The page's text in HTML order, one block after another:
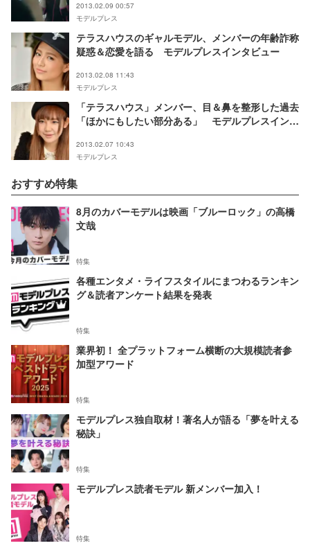
2013.02.09 00:57
モデルプレス
テラスハウスのギャルモデル、メンバーの年齢詐称
疑惑＆恋愛を語る モデルプレスインタビュー
2013.02.08 11:43
モデルプレス
「テラスハウス」メンバー、目＆鼻を整形した過去
「ほかにもしたい部分ある」 モデルプレスインタ
2013.02.07 10:43
モデルプレス
おすすめ特集
8月のカバーモデルは映画「ブルーロック」の高橋
文哉
特集
各種エンタメ・ライフスタイルにまつわるランキン
グ＆読者アンケート結果を発表
特集
業界初！ 全プラットフォーム横断の大規模読者参
加型アワード
特集
モデルプレス独自取材！著名人が語る「夢を叶える
秘訣」
特集
モデルプレス読者モデル 新メンバー加入！
特集